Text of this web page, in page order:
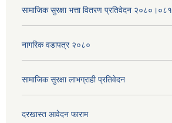
सामाजिक सुरक्षा भत्ता वितरण प्रतिवेदन २०८०।०८१
नागरिक वडापत्र २०८०
सामाजिक सुरक्षा लाभग्राही प्रतिवेदन
दरखास्त आवेदन फाराम